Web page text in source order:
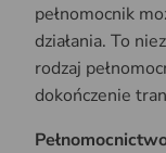
pełnomocnik
działania. To
rodzaj
dokończenie